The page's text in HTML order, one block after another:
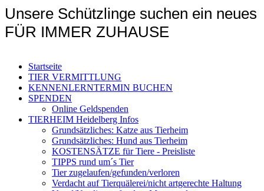
Unsere Schützlinge suchen ein neues
FÜR IMMER ZUHAUSE
Startseite
TIER VERMITTLUNG
KENNENLERNTERMIN BUCHEN
SPENDEN
Online Geldspenden
TIERHEIM Heidelberg Infos
Grundsätzliches: Katze aus Tierheim
Grundsätzliches: Hund aus Tierheim
KOSTENSÄTZE für Tiere - Preisliste
TIPPS rund um´s Tier
Tier zugelaufen/gefunden/verloren
Verdacht auf Tierquälerei/nicht artgerechte Haltung